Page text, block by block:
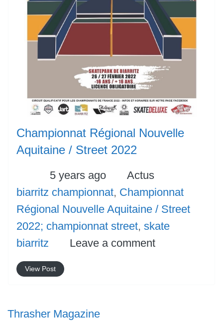
Championnat Régional Nouvelle
Aquitaine / Street 2022
Posted
5 years ago Categories
Actus
biarritz championnat, Championnat
Régional Nouvelle Aquitaine / Street
2022; championnat street, skate
biarritz
Leave a comment
View Post
Thrasher Magazine